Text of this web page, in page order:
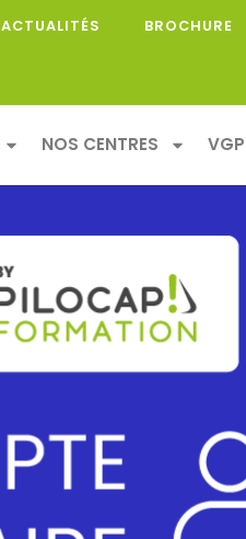
ACTUALITÉS BROCHURE
NOS CENTRES